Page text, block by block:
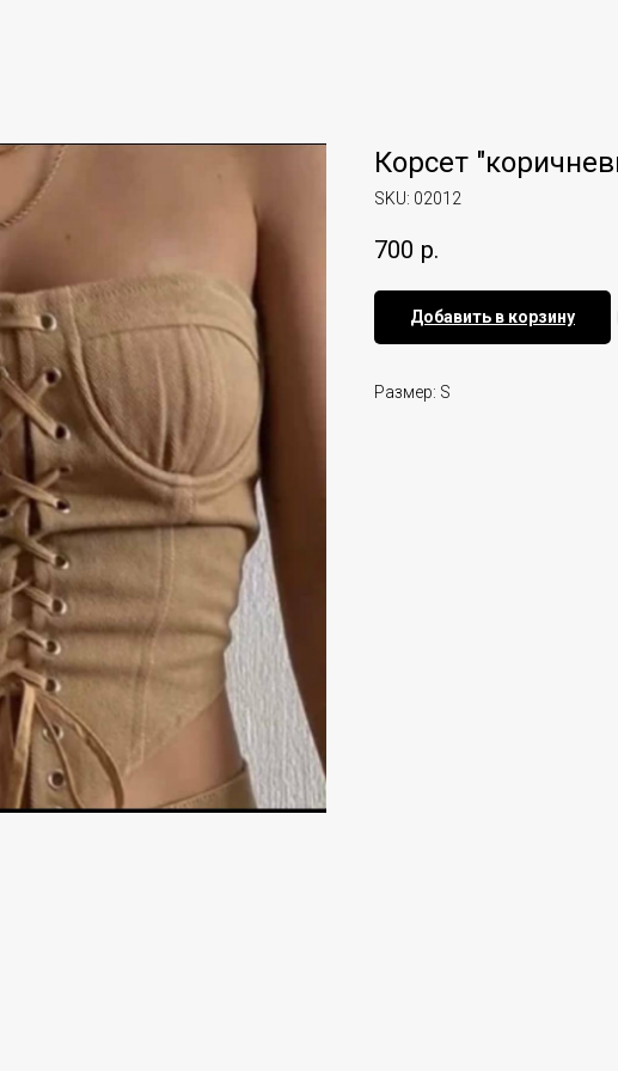
Корсет
SKU: 02012
700 р.
Добавить в корзину
Размер: S